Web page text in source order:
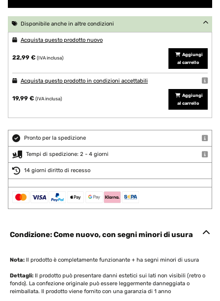
Disponibile anche in altre condizioni
Acquista questo prodotto nuovo
22,99 € (IVA inclusa)
Aggiungi
al carrello
Acquista questo prodotto in condizioni accettabili
19,99 € (IVA inclusa)
Aggiungi
al carrello
Pronto per la spedizione
Tempi di spedizione: 2 - 4 giorni
14 giorni diritto di recesso
Condizione: Come nuovo, con segni minori di usura
Nota: Il prodotto è completamente funzionante + ha segni minori di usura
Dettagli: Il prodotto può presentare danni estetici sui lati non visibili (retro o
fondo). La confezione originale può essere leggermente danneggiata o
reimballata. Il prodotto viene fornito con una garanzia di 1 anno